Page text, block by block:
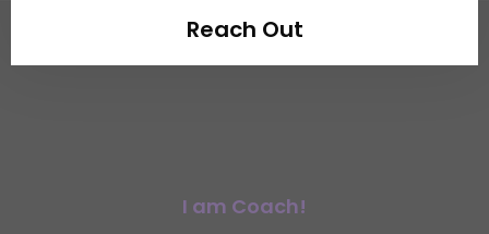
Reach Out
I am Coach!